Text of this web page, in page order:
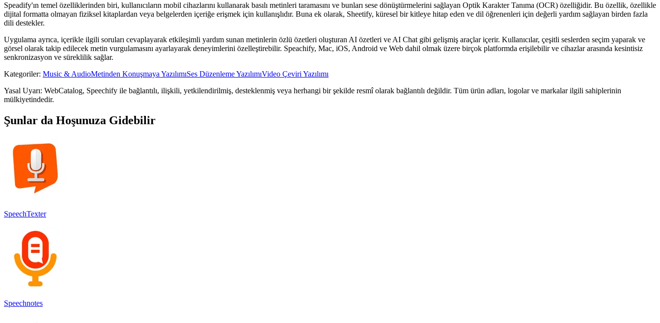
Speadify'ın temel özelliklerinden biri, kullanıcıların mobil cihazlarını kullanarak basılı metinleri taramasını ve bunları sese dönüştürmelerini sağlayan Optik Karakter Tanıma (OCR) özelliğidir. Bu özellik, özellikle
dijital formatta olmayan fiziksel kitaplardan veya belgelerden içeriğe erişmek için kullanışlıdır. Buna ek olarak, Sheetify, küresel bir kitleye hitap eden ve dil öğrenenleri için değerli yardım sağlayan birden fazla
dili destekler.
Uygulama ayrıca, içerikle ilgili soruları cevaplayarak etkileşimli yardım sunan metinlerin özlü özetleri oluşturan AI özetleri ve AI Chat gibi gelişmiş araçlar içerir. Kullanıcılar, çeşitli seslerden seçim yaparak ve
görsel olarak takip edilecek metin vurgulamasını ayarlayarak deneyimlerini özelleştirebilir. Speachify, Mac, iOS, Android ve Web dahil olmak üzere birçok platformda erişilebilir ve cihazlar arasında kesintisiz
senkronizasyon ve süreklilik sağlar.
Kategoriler: Music & AudioMetinden Konuşmaya YazılımıSes Düzenleme YazılımıVideo Çeviri Yazılımı
Yasal Uyarı: WebCatalog, Speechify ile bağlantılı, ilişkili, yetkilendirilmiş, desteklenmiş veya herhangi bir şekilde resmî olarak bağlantılı değildir. Tüm ürün adları, logolar ve markalar ilgili sahiplerinin
mülkiyetindedir.
Şunlar da Hoşunuza Gidebilir
SpeechTexter
Speechnotes